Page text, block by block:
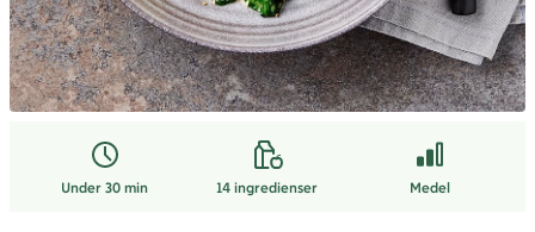
Under 30 min 14ingredienser Medel